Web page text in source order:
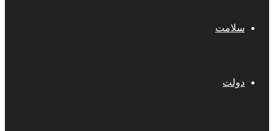
سلامت
دولت